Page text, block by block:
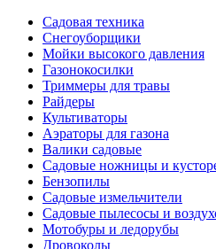
Садовая техника
Снегоуборщики
Мойки высокого давления
Газонокосилки
Триммеры для травы
Райдеры
Культиваторы
Аэраторы для газона
Валики садовые
Садовые ножницы и
Бензопилы
Садовые измельчители
Садовые пылесосы и
Мотобуры и ледорубы
Дровоколы